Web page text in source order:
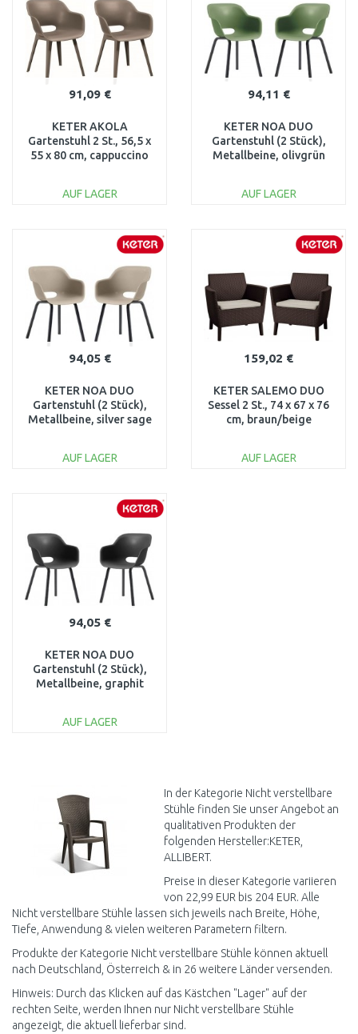
91,09 €
KETER AKOLA
Gartenstuhl 2 St., 56,5 x
55 x 80 cm, cappuccino
AUF LAGER
WARENKORB
94,11 €
KETER NOA DUO
Gartenstuhl (2 Stück),
Metallbeine, olivgrün
AUF LAGER
WARENKORB
94,05 €
KETER NOA DUO
Gartenstuhl (2 Stück),
Metallbeine, silver sage
AUF LAGER
WARENKORB
159,02 €
KETER SALEMO DUO
Sessel 2 St., 74 x 67 x 76
cm, braun/beige
AUF LAGER
94,05 €
KETER NOA DUO
Gartenstuhl (2 Stück),
Metallbeine, graphit
AUF LAGER
In der Kategorie Nicht verstellbare
Stühle finden Sie unser Angebot an
qualitativen Produkten der
folgenden Hersteller:KETER,
ALLIBERT.
Preise in dieser Kategorie variieren
von 22,99 EUR bis 204 EUR. Alle
Nicht verstellbare Stühle lassen sich jeweils nach Breite, Höhe,
Tiefe, Anwendung & vielen weiteren Parametern filtern.
Produkte der Kategorie Nicht verstellbare Stühle können aktuell
nach Deutschland, Österreich & in 26 weitere Länder versenden.
Hinweis: Durch das Klicken auf das Kästchen "Lager" auf der
rechten Seite, werden Ihnen nur Nicht verstellbare Stühle
angezeigt, die aktuell lieferbar sind.